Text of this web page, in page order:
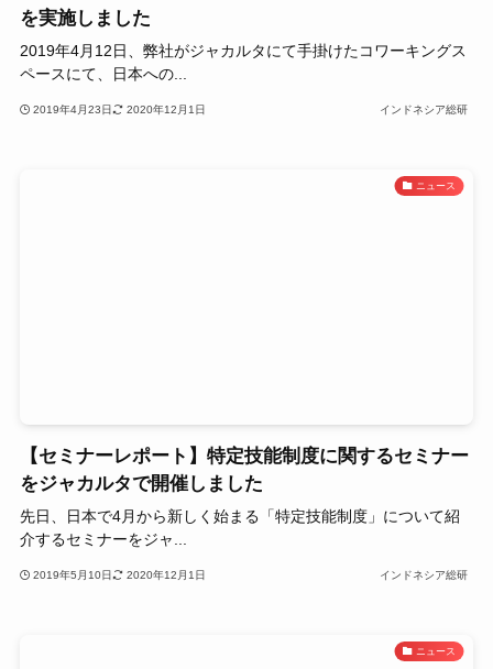
を実施しました
2019年4月12日、弊社がジャカルタにて手掛けたコワーキングス
ペースにて、日本への...
2019年4月23日 2020年12月1日 インドネシア総研
ニュース
【セミナーレポート】特定技能制度に関するセミナー
をジャカルタで開催しました
先日、日本で4月から新しく始まる「特定技能制度」について紹
介するセミナーをジャ...
2019年5月10日 2020年12月1日 インドネシア総研
ニュース